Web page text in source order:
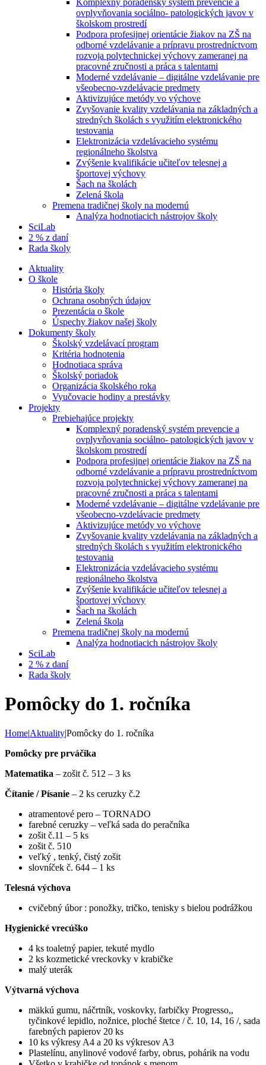
Komplexný poradenský systém prevencie a
ovplyvňovania sociálno- patologických javov v
školskom prostredí
Podpora profesijnej orientácie žiakov na ZŠ na
odborné vzdelávanie a prípravu prostredníctvom
rozvoja polytechnickej výchovy zameranej na
pracovné zručnosti a práca s talentami
Moderné vzdelávanie – digitálne vzdelávanie pre
všeobecno-vzdelávacie predmety
Aktivizujúce metódy vo výchove
Zvyšovanie kvality vzdelávania na základných a
stredných školách s využitím elektronického
testovania
Elektronizácia vzdelávacieho systému
regionálneho školstva
Zvýšenie kvalifikácie učiteľov telesnej a
športovej výchovy
Šach na školách
Zelená škola
Premena tradičnej školy na modernú
Analýza hodnotiacich nástrojov školy
SciLab
2 % z daní
Rada školy
Aktuality
O škole
História školy
Ochrana osobných údajov
Prezentácia o škole
Úspechy žiakov našej školy
Dokumenty školy
Školský vzdelávací program
Kritéria hodnotenia
Hodnotiaca správa
Školský poriadok
Organizácia školského roka
Vyučovacie hodiny a prestávky
Projekty
Prebiehajúce projekty
Komplexný poradenský systém prevencie a
ovplyvňovania sociálno- patologických javov v
školskom prostredí
Podpora profesijnej orientácie žiakov na ZŠ na
odborné vzdelávanie a prípravu prostredníctvom
rozvoja polytechnickej výchovy zameranej na
pracovné zručnosti a práca s talentami
Moderné vzdelávanie – digitálne vzdelávanie pre
všeobecno-vzdelávacie predmety
Aktivizujúce metódy vo výchove
Zvyšovanie kvality vzdelávania na základných a
stredných školách s využitím elektronického
testovania
Elektronizácia vzdelávacieho systému
regionálneho školstva
Zvýšenie kvalifikácie učiteľov telesnej a
športovej výchovy
Šach na školách
Zelená škola
Premena tradičnej školy na modernú
Analýza hodnotiacich nástrojov školy
SciLab
2 % z daní
Rada školy
Pomôcky do 1. ročníka
Home|Aktuality|Pomôcky do 1. ročníka
Pomôcky pre prváčika
Matematika – zošit č. 512 – 3 ks
Čítanie / Písanie – 2 ks ceruzky č.2
atramentové pero – TORNADO
farebné ceruzky – veľká sada do peračníka
zošit č.11 – 5 ks
zošit č. 510
veľký , tenký, čistý zošit
slovníček č. 644 – 1 ks
Telesná výchova
cvičebný úbor : ponožky, tričko, tenisky s bielou podrážkou
Hygienické vrecúško
4 ks toaletný papier, tekuté mydlo
2 ks kozmetické vreckovky v krabičke
malý uterák
Výtvarná výchova
mäkkú gumu, náčrtník, voskovky, farbičky Progresso,,
tyčinkové lepidlo, nožnice, ploché štetce / č. 10, 14, 16 /, sada
farebných papierov 20 ks
10 ks výkresy A4 a 20 ks výkresov A3
Plastelínu, anylinové vodové farby, obrus, pohárik na vodu